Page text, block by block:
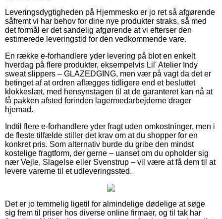
Leveringsdygtigheden på Hjemmesko er jo ret så afgørende
såfremt vi har behov for dine nye produkter straks, så med
det formål er det sandelig afgørende at vi efterser den
estimerede leveringstid for den vedkommende vare.
En række e-forhandlere yder levering på blot en enkelt
hverdag på flere produkter, eksempelvis Lil' Atelier Indy
sweat slippers – GLAZEDGING, men vær på vagt da det er
betinget af at ordren aflægges tidligere end et besluttet
klokkeslæt, med hensynstagen til at de garanteret kan nå at
få pakken afsted forinden lagermedarbejderne drager
hjemad.
Indtil flere e-forhandlere yder fragt uden omkostninger, men i
de fleste tilfælde stiller det krav om at du shopper for en
konkret pris. Som alternativ burde du gribe den mindst
kostelige fragtform, der gerne – uanset om du opholder sig
nær Vejle, Slagelse eller Svenstrup – vil være at få dem til at
levere varerne til et udleveringssted.
Det er jo temmelig ligetil for almindelige dødelige at søge
sig frem til priser hos diverse online firmaer, og til tak har